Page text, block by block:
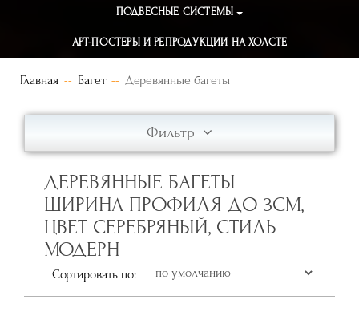
ПОДВЕСНЫЕ СИСТЕМЫ
АРТ-ПОСТЕРЫ И РЕПРОДУКЦИИ НА ХОЛСТЕ
Главная Багет Деревянные багеты
Фильтр
ДЕРЕВЯННЫЕ БАГЕТЫ
ШИРИНА ПРОФИЛЯ ДО 3СМ,
ЦВЕТ СЕРЕБРЯНЫЙ, СТИЛЬ
МОДЕРН
Сортировать по: